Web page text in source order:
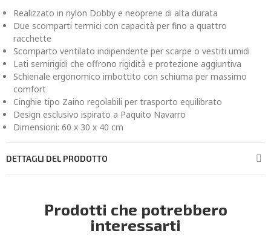
Realizzato in nylon Dobby e neoprene di alta durata
Due scomparti termici con capacità per fino a quattro
racchette
Scomparto ventilato indipendente per scarpe o vestiti umidi
Lati semirigidi che offrono rigidità e protezione aggiuntiva
Schienale ergonomico imbottito con schiuma per massimo
comfort
Cinghie tipo Zaino regolabili per trasporto equilibrato
Design esclusivo ispirato a Paquito Navarro
Dimensioni: 60 x 30 x 40 cm
DETTAGLI DEL PRODOTTO
Prodotti che potrebbero
interessarti